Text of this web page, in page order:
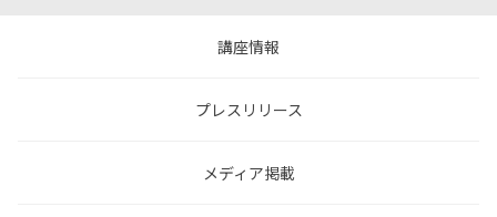
講座情報
プレスリリース
メディア掲載